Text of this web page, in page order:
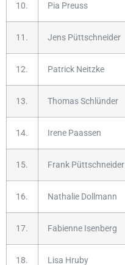
10. Pia Preuss
11. Jens Püttschneider
12. Patrick Neitzke
13. Thomas Schlünder
14. Irene Paassen
15. Frank Püttschneider
16. Nathalie Dollmann
17. Fabienne Isenberg
18. Lisa Hruby